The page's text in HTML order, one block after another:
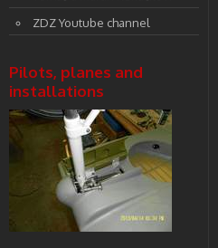
ZDZ Youtube channel
Pilots, planes and
installations